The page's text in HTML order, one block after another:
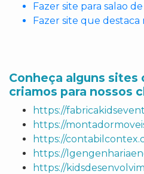
Fazer site para salao
Fazer site que
Conheça alguns sites
criamos para nossos
https://
https://
https://
https://
https://